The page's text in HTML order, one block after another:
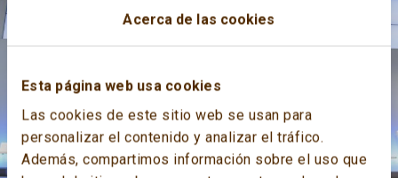
Acerca de las cookies
Esta página web usa cookies
Las cookies de este sitio web se usan para
personalizar el contenido y analizar el tráfico.
Además, compartimos información sobre el uso que